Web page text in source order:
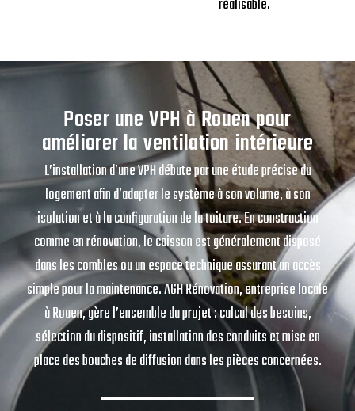
réalisable.
Poser une VPH à Rouen pour
améliorer la ventilation intérieure
L’installation d’une VPH débute par une étude précise du
logement afin d’adapter le système à son volume, à son
isolation et à la configuration de la toiture. En construction
comme en rénovation, le caisson est généralement disposé
dans les combles ou un espace technique assurant un accès
simple pour la maintenance. AGH Rénovation, entreprise locale
à Rouen, gère l’ensemble du projet : calcul des besoins,
sélection du dispositif, installation des conduits et mise en
place des bouches de diffusion dans les pièces concernées.